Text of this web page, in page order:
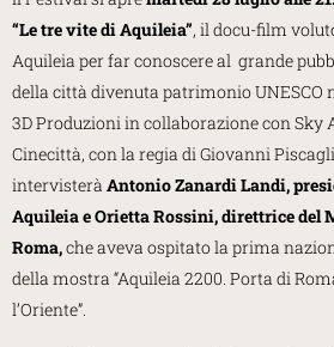
“Le tre vite di Aquileia”, il docu-film
Aquileia per far conoscere al grande
della città divenuta patrimonio UNESCO
3D Produzioni in collaborazione con Sky
Cinecittà, con la regia di Giovanni
intervisteràAntonio Zanardi Landi,
Aquileia e Orietta Rossini, direttrice del
Roma,che aveva ospitato la prima
della mostra “Aquileia 2200. Porta di
l’Oriente”.